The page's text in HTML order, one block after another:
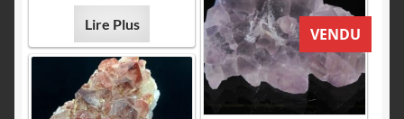
Lire Plus
VENDU